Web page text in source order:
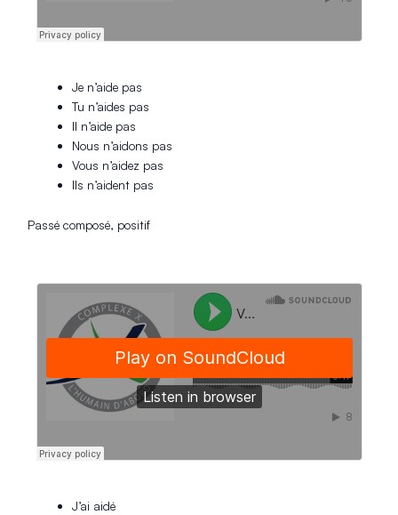
Je n’aide pas
Tu n’aides pas
Il n’aide pas
Nous n’aidons pas
Vous n’aidez pas
Ils n’aident pas
Passé composé, positif
J’ai aidé